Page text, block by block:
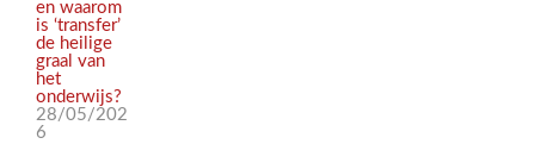
en waarom
is ‘transfer’
de heilige
graal van
het
onderwijs?
28/05/202
6